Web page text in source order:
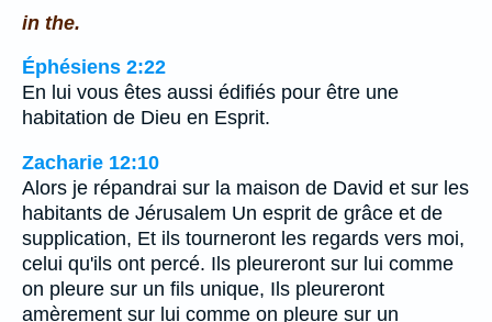
in the.
Éphésiens 2:22
En lui vous êtes aussi édifiés pour être une
habitation de Dieu en Esprit.
Zacharie 12:10
Alors je répandrai sur la maison de David et sur les
habitants de Jérusalem Un esprit de grâce et de
supplication, Et ils tourneront les regards vers moi,
celui qu'ils ont percé. Ils pleureront sur lui comme
on pleure sur un fils unique, Ils pleureront
amèrement sur lui comme on pleure sur un